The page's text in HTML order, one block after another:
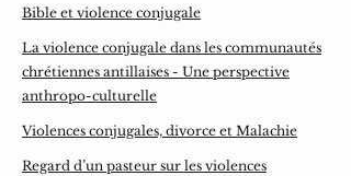
Bible et violence conjugale
La violence conjugale dans les communautés
chrétiennes antillaises - Une perspective
anthropo-culturelle
Violences conjugales, divorce et Malachie
Regard d’un pasteur sur les violences